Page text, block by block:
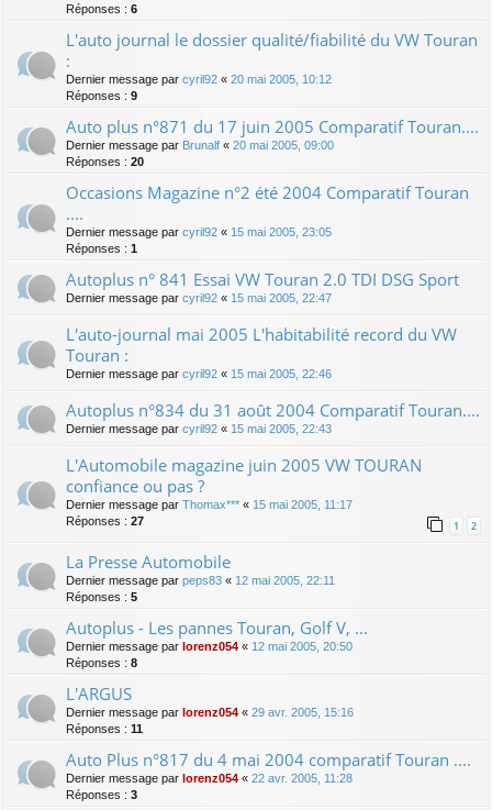
Réponses : 6
L'auto journal le dossier qualité/fiabilité du VW Touran
:
Dernier message par cyril92 « 20 mai 2005, 10:12
Réponses : 9
Auto plus n°871 du 17 juin 2005 Comparatif Touran....
Dernier message par Brunalf « 20 mai 2005, 09:00
Réponses : 20
Occasions Magazine n°2 été 2004 Comparatif Touran
....
Dernier message par cyril92 « 15 mai 2005, 23:05
Réponses : 1
Autoplus n° 841 Essai VW Touran 2.0 TDI DSG Sport
Dernier message par cyril92 « 15 mai 2005, 22:47
L'auto-journal mai 2005 L'habitabilité record du VW
Touran :
Dernier message par cyril92 « 15 mai 2005, 22:46
Autoplus n°834 du 31 août 2004 Comparatif Touran....
Dernier message par cyril92 « 15 mai 2005, 22:43
L'Automobile magazine juin 2005 VW TOURAN
confiance ou pas ?
Dernier message par Thomax*** « 15 mai 2005, 11:17
Réponses : 27 1 2
La Presse Automobile
Dernier message par peps83 « 12 mai 2005, 22:11
Réponses : 5
Autoplus - Les pannes Touran, Golf V, ...
Dernier message par lorenz054 « 12 mai 2005, 20:50
Réponses : 8
L'ARGUS
Dernier message par lorenz054 « 29 avr. 2005, 15:16
Réponses : 11
Auto Plus n°817 du 4 mai 2004 comparatif Touran ....
Dernier message par lorenz054 « 22 avr. 2005, 11:28
Réponses : 3